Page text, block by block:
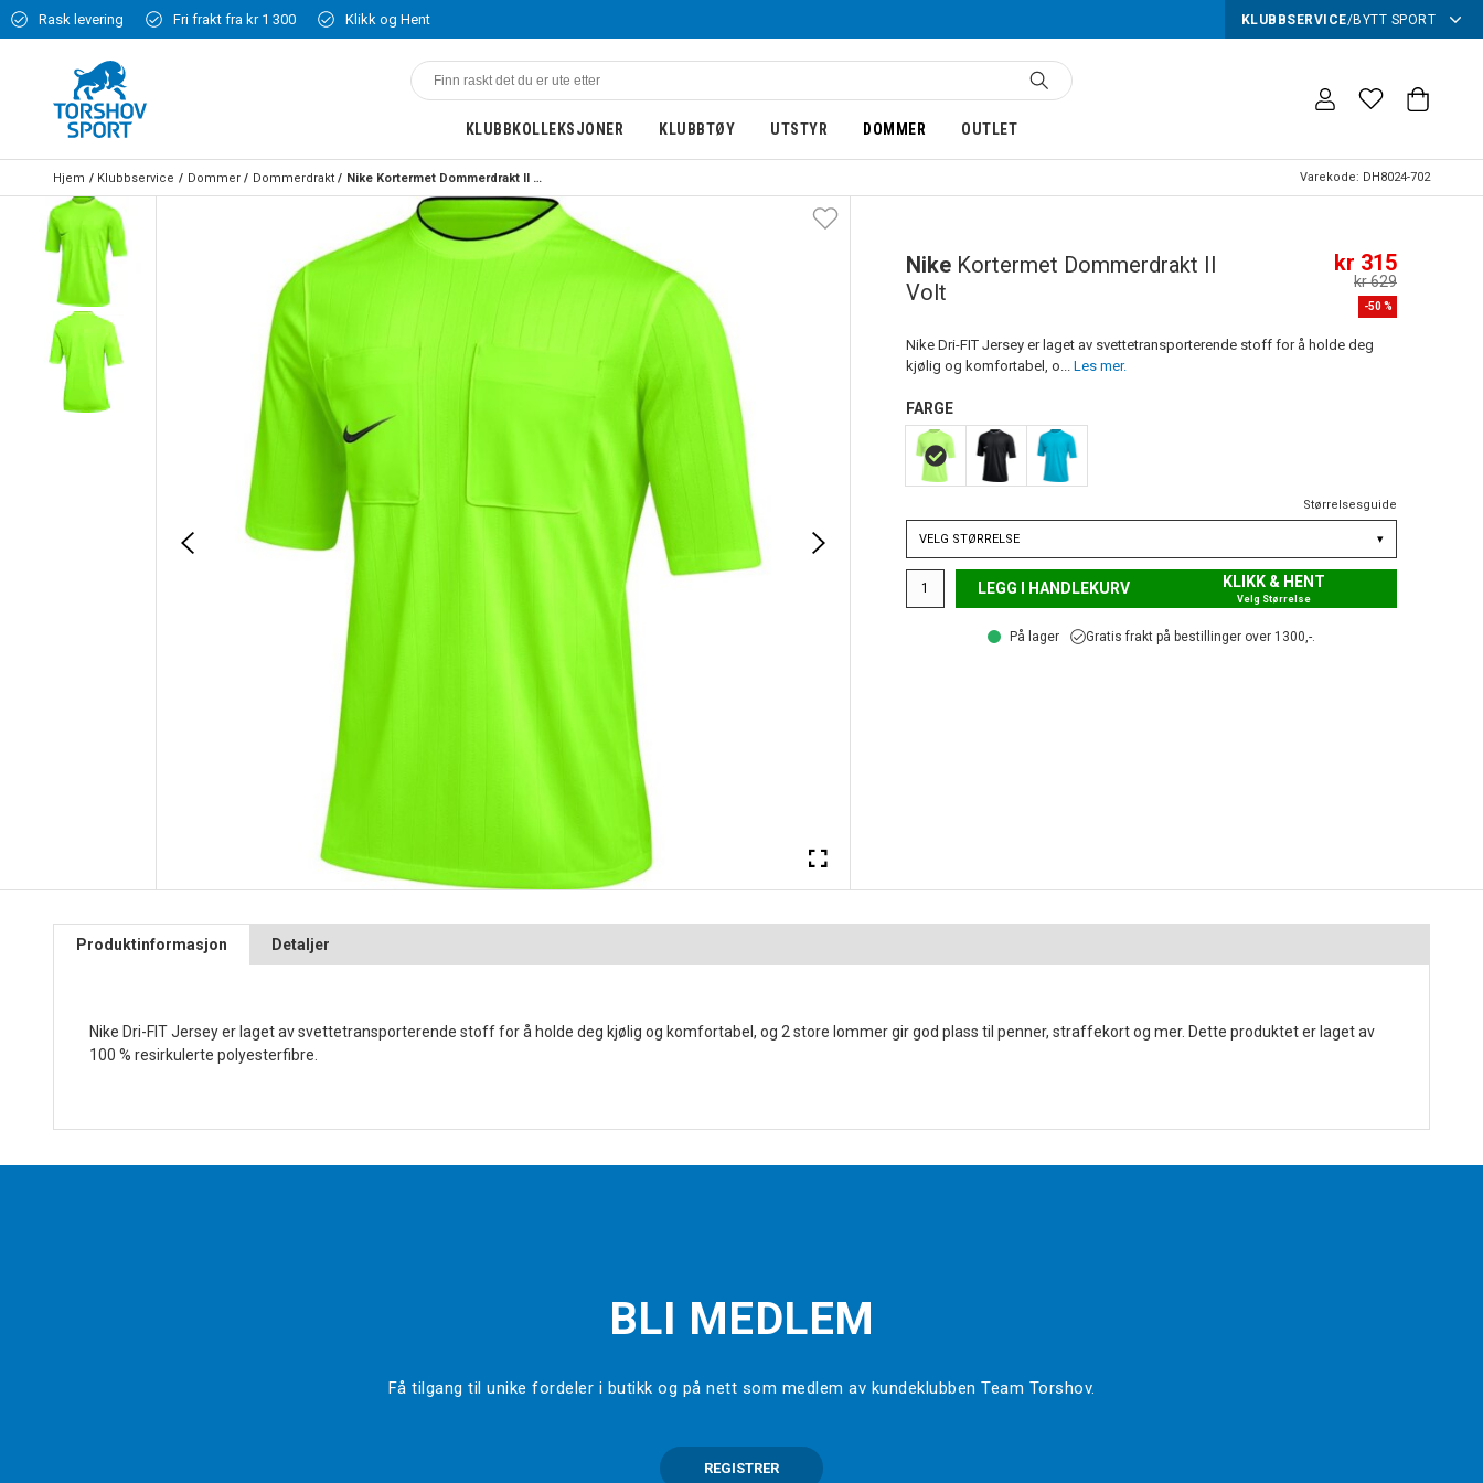
Rask levering Fri frakt fra kr 1 300 Klikk og Hent KLUBBSERVICE/BYTT SPORT
KLUBBKOLLEKSJONER KLUBBTØY UTSTYR DOMMER OUTLET
Hjem Klubbservice Dommer Dommerdrakt Nike Kortermet Dommerdrakt II Volt Varekode: DH8024-702
-50 %
Nike Kortermet Dommerdrakt II
Volt
kr 315
kr 629
Nike Dri-FIT Jersey er laget av svettetransporterende stoff for å holde deg
kjølig og komfortabel, o... Les mer.
FARGE
Størrelsesguide
VELG STØRRELSE ▾
LEGG I HANDLEKURV KLIKK & HENT
Velg Størrelse
På lager Gratis frakt på bestillinger over 1300,-.
Produktinformasjon Detaljer
Nike Dri-FIT Jersey er laget av svettetransporterende stoff for å holde deg kjølig og komfortabel, og 2 store lommer gir god plass til penner, straffekort og mer. Dette produktet er laget av
100 % resirkulerte polyesterfibre.
BLI MEDLEM
Få tilgang til unike fordeler i butikk og på nett som medlem av kundeklubben Team Torshov.
REGISTRER